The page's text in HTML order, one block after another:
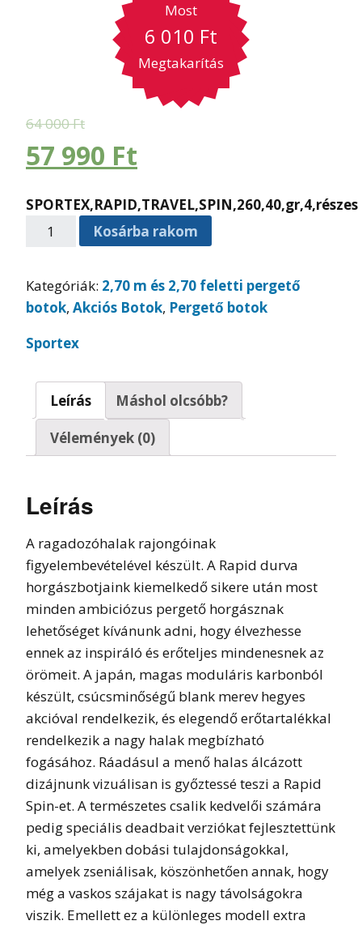
Most
6 010 Ft
Megtakarítás
64 000Ft
57 990 Ft
SPORTEX,RAPID,TRAVEL,SPIN,260,40,gr,4,részes
Kosárba rakom
Kategóriák: 2,70 m és 2,70 feletti pergető
botok, Akciós Botok, Pergető botok
Sportex
Leírás
Máshol olcsóbb?
Vélemények (0)
Leírás
A ragadozóhalak rajongóinak
figyelembevételével készült. A Rapid durva
horgászbotjaink kiemelkedő sikere után most
minden ambiciózus pergető horgásznak
lehetőséget kívánunk adni, hogy élvezhesse
ennek az inspiráló és erőteljes mindenesnek az
örömeit. A japán, magas moduláris karbonból
készült, csúcsminőségű blank merev hegyes
akcióval rendelkezik, és elegendő erőtartalékkal
rendelkezik a nagy halak megbízható
fogásához. Ráadásul a menő halas álcázott
dizájnunk vizuálisan is győztessé teszi a Rapid
Spin-et. A természetes csalik kedvelői számára
pedig speciális deadbait verziókat fejlesztettünk
ki, amelyekben dobási tulajdonságokkal,
amelyek zseniálisak, köszönhetően annak, hogy
még a vaskos szájakat is nagy távolságokra
viszik. Emellett ez a különleges modell extra